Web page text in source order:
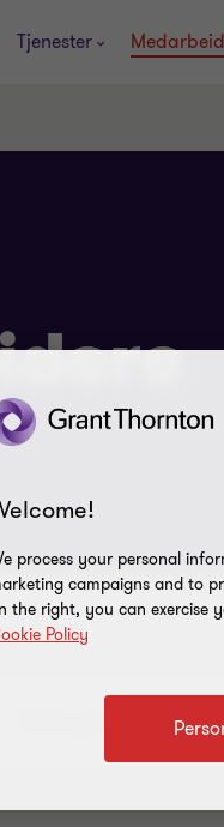
Tjenester
process your personal
campaigns and to
the right, you can exercise
Policy